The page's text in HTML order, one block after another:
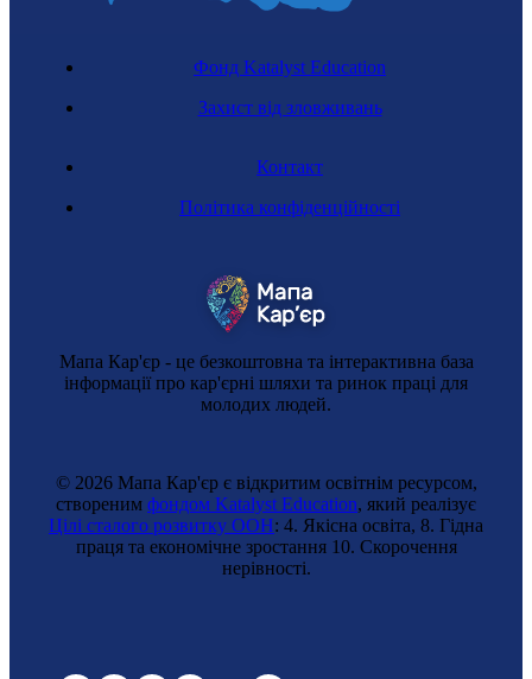
Консультант фармацевтичних компаній
Регульована професія
Фахівець фармації
Мапа Кар'єр - це безкоштовна та інтерактивна база
інформації про кар'єрні шляхи та ринок праці для
молодих людей.
Контакт
Політика конфіденційності
Фонд Katalyst Education
Захист від зловживань
© 2026 Мапа Кар'єр є відкритим освітнім ресурсом,
створеним фондом Katalyst Education, який реалізує
Цілі сталого розвитку ООН: 4. Якісна освіта, 8. Гідна
праця та економічне зростання 10. Cкорочення
нерівності.